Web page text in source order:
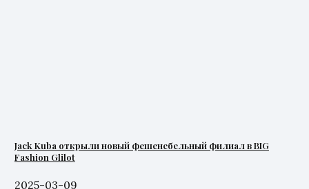
Jack Kuba открыли новый фешенебельный филиал в BIG
Fashion Glilot
2025-03-09